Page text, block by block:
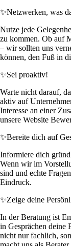
✨Netzwerken, was
Nutze jede
zu kommen. Ob auf
– wir sollten uns
können, den Fuß in
✨Sei proaktiv!
Warte nicht darauf,
aktiv auf
Interesse an einer
unsere Website
✨Bereite dich auf
Informiere dich
Wenn wir im
sind und echte
Eindruck.
✨Zeige deine
In der Beratung ist
in Gesprächen deine
nicht nur fachlich,